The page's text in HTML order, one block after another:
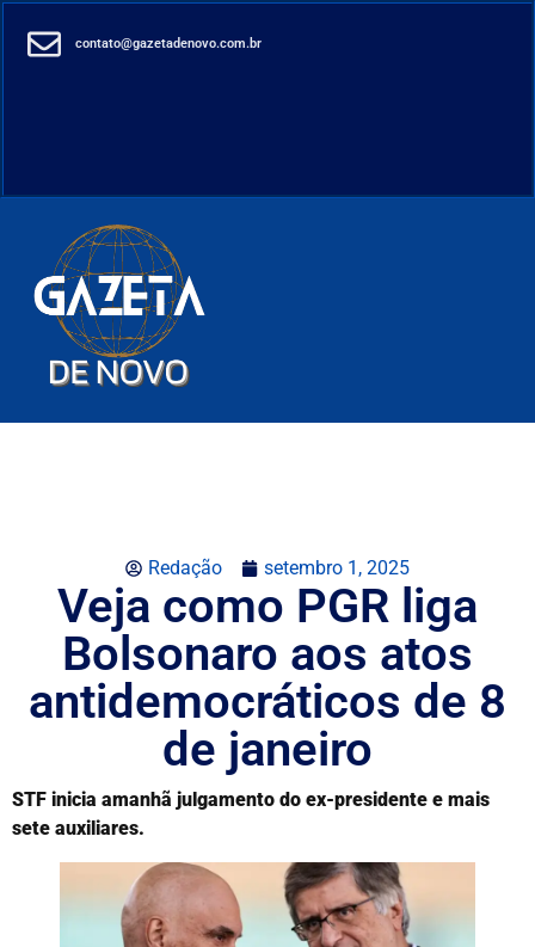
contato@gazetadenovo.com.br
Redação setembro 1, 2025
Veja como PGR liga
Bolsonaro aos atos
antidemocráticos de 8
de janeiro
STF inicia amanhã julgamento do ex-presidente e mais
sete auxiliares.